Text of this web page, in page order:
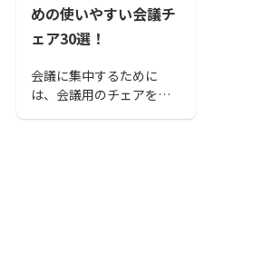
めの使いやすい会議チ
ェア30選！
会議に集中するために
は、会議用のチェアを使